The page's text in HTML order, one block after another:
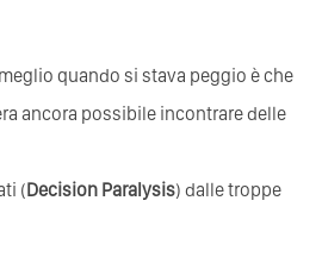
quando si stava peggio è che
ancora possibile incontrare delle
(Decision Paralysis) dalle troppe